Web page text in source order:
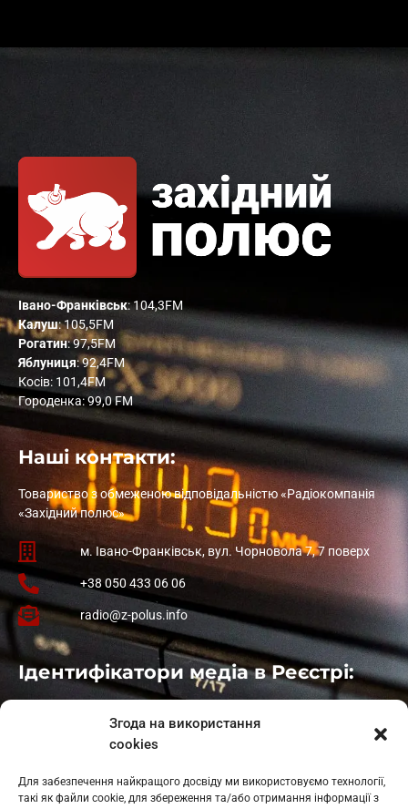
Згода на використання
cookies
Для забезпечення найкращого досвіду ми використовуємо технології,
такі як файли cookie, для збереження та/або отримання інформації з
Івано-Франківськ: 104,3FM
Калуш: 105,5FM
Рогатин: 97,5FM
Яблуниця: 92,4FM
Косів: 101,4FM
Городенка: 99,0 FM
Наші контакти:
Товариство з обмеженою відповідальністю «Радіокомпанія
«Західний полюс»
м. Івано-Франківськ, вул. Чорновола 7, 7 поверх
+38 050 433 06 06
radio@z-polus.info
Ідентифікатори медіа в Реєстрі:
: L11-01410
: L11-01801
Косів: L11-01805
Гарасимів: L11-02274